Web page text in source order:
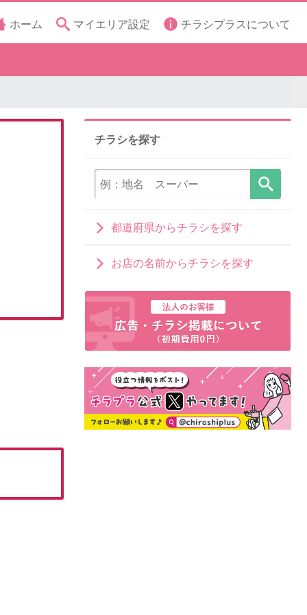
ホーム マイエリア設定 チラシプラスについて
チラシを探す
都道府県からチラシを探す
お店の名前からチラシを探す